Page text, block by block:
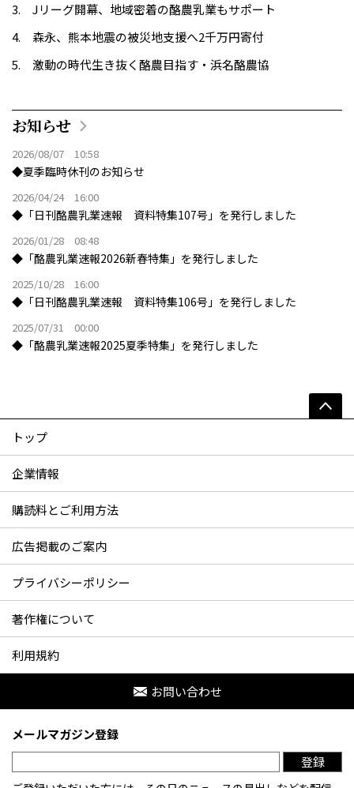
Jリーグ開幕、地域密着の酪農乳業もサポート
森永、熊本地震の被災地支援へ2千万円寄付
激動の時代生き抜く酪農目指す・浜名酪農協
お知らせ
2026/08/07 10:58
◆夏季臨時休刊のお知らせ
2026/04/24 16:00
◆「日刊酪農乳業速報 資料特集107号」を発行しました
2026/01/28 08:48
◆「酪農乳業速報2026新春特集」を発行しました
2025/10/28 16:00
◆「日刊酪農乳業速報 資料特集106号」を発行しました
2025/07/31 00:00
◆「酪農乳業速報2025夏季特集」を発行しました
トップ
企業情報
購読料とご利用方法
広告掲載のご案内
プライバシーポリシー
著作権について
利用規約
お問い合わせ
メールマガジン登録
登録